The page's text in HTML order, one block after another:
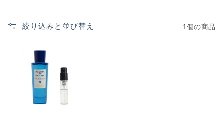
絞り込みと並び替え 1個の商品